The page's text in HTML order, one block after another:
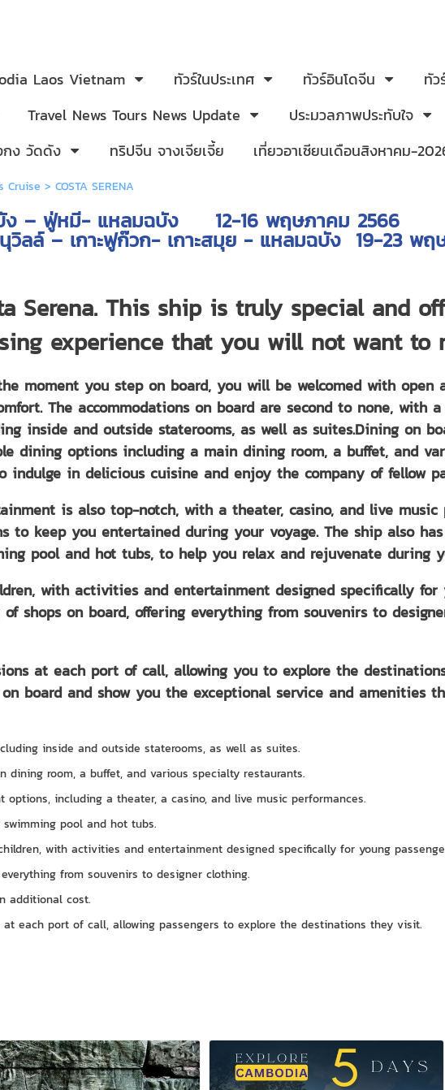
Laos Vietnam ทัวร์ในประเทศ ทัวร์อินโดจีน ทัว
Travel News Tours News Update ประมวลภาพประทับใจ
กง วัดดัง ทริปจีน จางเจียเจี้ย เที่ยวอาเซียนเดือนสิงหาคม-
Cruise > COSTA SERENA
ง : แหลมฉบัง – ฟู่หมี- แหลมฉบัง
กาะฟูก๊วก- เกาะสมุย - แหลมฉบัง 19-23 พฤษ
Serena. This ship is truly special and
experience that you will not want to
moment you step on board, you will be welcomed with
The accommodations on board are second to none,
inside and outside staterooms, as well as suites.Dining on
dining options including a main dining room, a buffet, and
indulge in delicious cuisine and enjoy the company of fellow
is also top-notch, with a theater, casino, and live music
to keep you entertained during your voyage. The ship also
pool and hot tubs, to help you relax and rejuvenate during
with activities and entertainment designed specifically for
shops on board, offering everything from souvenirs to
at each port of call, allowing you to explore the
board and show you the exceptional service and amenities
inside and outside staterooms, as well as suites.
room, a buffet, and various specialty restaurants.
including a theater, a casino, and live music performances.
pool and hot tubs.
with activities and entertainment designed specifically for young
from souvenirs to designer clothing.
additional cost.
each port of call, allowing passengers to explore the destinations they visit.